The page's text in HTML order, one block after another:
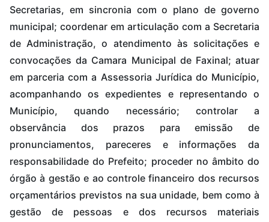
Secretarias, em sincronia com o plano de governo
municipal; coordenar em articulação com a Secretaria
de Administração, o atendimento às solicitações e
convocações da Camara Municipal de Faxinal; atuar
em parceria com a Assessoria Jurídica do Município,
acompanhando os expedientes e representando o
Município, quando necessário; controlar a
observância dos prazos para emissão de
pronunciamentos, pareceres e informações da
responsabilidade do Prefeito; proceder no âmbito do
órgão à gestão e ao controle financeiro dos recursos
orçamentários previstos na sua unidade, bem como à
gestão de pessoas e dos recursos materiais